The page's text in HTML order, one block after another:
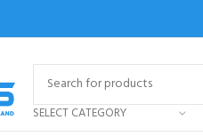
SELECT CATEGORY